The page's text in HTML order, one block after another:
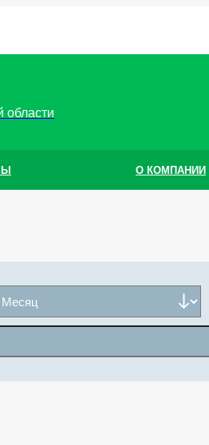
области
О КОМПАНИИ